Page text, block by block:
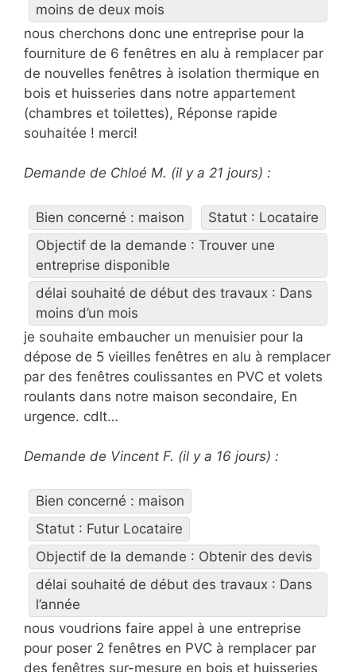
moins de deux mois
nous cherchons donc une entreprise pour la
fourniture de 6 fenêtres en alu à remplacer par
de nouvelles fenêtres à isolation thermique en
bois et huisseries dans notre appartement
(chambres et toilettes), Réponse rapide
souhaitée ! merci!
Demande de Chloé M. (il y a 21 jours) :
Bien concerné : maison
Statut : Locataire
Objectif de la demande : Trouver une
entreprise disponible
délai souhaité de début des travaux : Dans
moins d’un mois
je souhaite embaucher un menuisier pour la
dépose de 5 vieilles fenêtres en alu à remplacer
par des fenêtres coulissantes en PVC et volets
roulants dans notre maison secondaire, En
urgence. cdlt…
Demande de Vincent F. (il y a 16 jours) :
Bien concerné : maison
Statut : Futur Locataire
Objectif de la demande : Obtenir des devis
délai souhaité de début des travaux : Dans
l’année
nous voudrions faire appel à une entreprise
pour poser 2 fenêtres en PVC à remplacer par
des fenêtres sur-mesure en bois et huisseries